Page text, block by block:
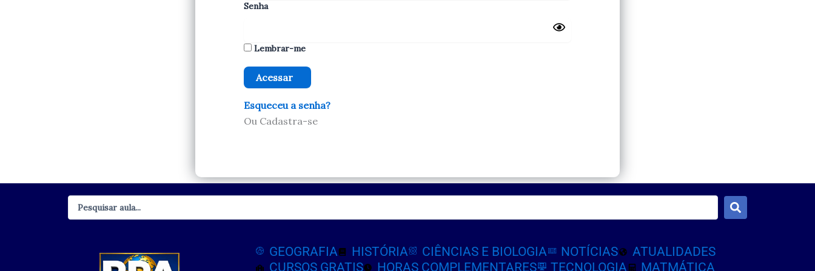
Senha
Lembrar-me
Esqueceu a senha?
Ou Cadastra-se
GEOGRAFIA HISTÓRIA CIÊNCIAS E BIOLOGIA NOTÍCIAS
ATUALIDADES
CURSOS GRATIS
HORAS COMPLEMENTARES TECNOLOGIA MATMÁTICA